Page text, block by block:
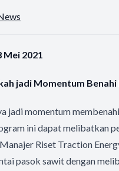
Mei 2021
jadi Momentum Benahi
jadi momentum
ini dapat melibatkan
Riset Traction
pasok sawit dengan